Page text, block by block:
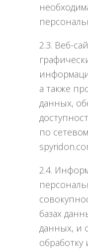
2.3. Веб-
а также
данных,
по
2.4.
базах
данных, и